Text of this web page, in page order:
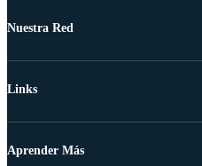
Nuestra Red
Links
Aprender Más